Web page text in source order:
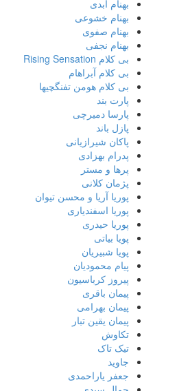
بهنام ابدی
بهنام خشوعی
بهنام صفوی
بهنام نجفی
بی کلام Rising Sensation
بی کلام آبراهام
بی کلام هومن تفنگچیها
پارت بند
پارسا دمیرچی
پازل باند
پاکان شیرازیانی
پدرام بهزادی
پرها و مستر
پژمان کلانی
پوریا آریا و محسن تیوان
پوریا اسفندیاری
پوریا حیدری
پویا بیاتی
پویا شبیریان
پیام محمودیان
پیروز کرباسیون
پیمان باقری
پیمان بهرامی
پیمان یقین تبار
تکاوش
تیک تاک
جاوید
جعفر یاراحمدی